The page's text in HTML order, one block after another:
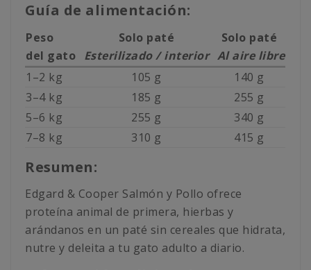
Guía de alimentación:
Peso
del gato
Solo paté
Esterilizado / interior
Solo paté
Al aire libre
1–2 kg 105 g
140 g
3–4 kg 185 g
255 g
5–6 kg 255 g
340 g
7–8 kg 310 g 415 g
Resumen:
Edgard & Cooper Salmón y Pollo ofrece
proteína animal de primera, hierbas y
arándanos en un paté sin cereales que hidrata,
nutre y deleita a tu gato adulto a diario.